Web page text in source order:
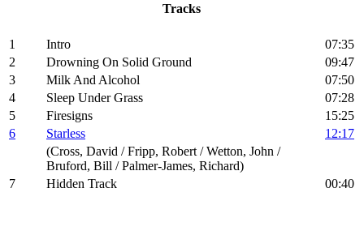
Tracks
1 Intro
07:35
2
Drowning On Solid Ground
09:47
3
Milk And Alcohol
07:50
4
Sleep Under Grass
07:28
5
Firesigns
15:25
6
Starless
12:17
(Cross, David / Fripp, Robert / Wetton, John /
Bruford, Bill / Palmer-James, Richard)
7
Hidden Track 00:40